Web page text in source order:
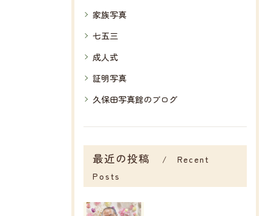
家族写真
七五三
成人式
証明写真
久保田写真館のブログ
最近の投稿
Recent
Posts